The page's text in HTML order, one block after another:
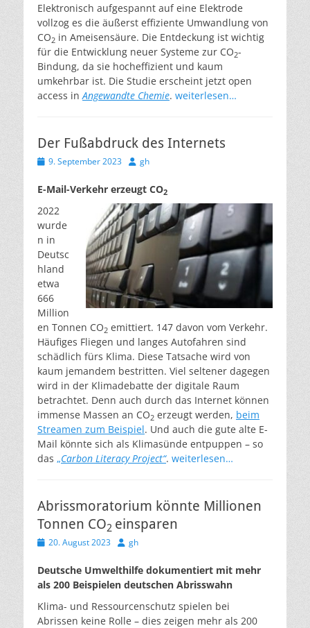
Elektronisch aufgespannt auf eine Elektrode
vollzog es die äußerst effiziente Umwandlung von
CO2 in Ameisensäure. Die Entdeckung ist wichtig
für die Entwicklung neuer Systeme zur CO2-
Bindung, da sie hocheffizient und kaum
umkehrbar ist. Die Studie erscheint jetzt open
access inAngewandte Chemie. weiterlesen…
Der Fußabdruck des Internets
Veröffentlicht
9. September 2023 Autor
gh
E-Mail-Verkehr erzeugt CO2
2022
wurde
n in
Deutsc
hland
etwa
666
Million
en Tonnen CO2 emittiert. 147 davon vom Verkehr.
Häufiges Fliegen und langes Autofahren sind
schädlich fürs Klima. Diese Tatsache wird von
kaum jemandem bestritten. Viel seltener dagegen
wird in der Klimadebatte der digitale Raum
betrachtet. Denn auch durch das Internet können
immense Massen an CO2 erzeugt werden, beim
Streamen zum Beispiel. Und auch die gute alte E-
Mail könnte sich als Klimasünde entpuppen – so
das „Carbon Literacy Project“. weiterlesen…
Abrissmoratorium könnte Millionen
Tonnen CO2 einsparen
Veröffentlicht
20. August 2023 Autor
gh
Deutsche Umwelthilfe dokumentiert mit mehr
als 200 Beispielen deutschen Abrisswahn
Klima- und Ressourcenschutz spielen bei
Abrissen keine Rolle – dies zeigen mehr als 200